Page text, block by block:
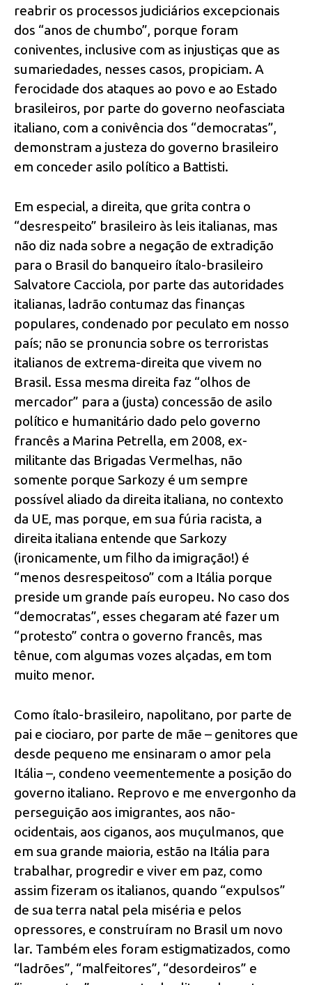
reabrir os processos judiciários excepcionais
dos “anos de chumbo”, porque foram
coniventes, inclusive com as injustiças que as
sumariedades, nesses casos, propiciam. A
ferocidade dos ataques ao povo e ao Estado
brasileiros, por parte do governo neofasciata
italiano, com a conivência dos “democratas”,
demonstram a justeza do governo brasileiro
em conceder asilo político a Battisti.
Em especial, a direita, que grita contra o
“desrespeito” brasileiro às leis italianas, mas
não diz nada sobre a negação de extradição
para o Brasil do banqueiro ítalo-brasileiro
Salvatore Cacciola, por parte das autoridades
italianas, ladrão contumaz das finanças
populares, condenado por peculato em nosso
país; não se pronuncia sobre os terroristas
italianos de extrema-direita que vivem no
Brasil. Essa mesma direita faz “olhos de
mercador” para a (justa) concessão de asilo
político e humanitário dado pelo governo
francês a Marina Petrella, em 2008, ex-
militante das Brigadas Vermelhas, não
somente porque Sarkozy é um sempre
possível aliado da direita italiana, no contexto
da UE, mas porque, em sua fúria racista, a
direita italiana entende que Sarkozy
(ironicamente, um filho da imigração!) é
“menos desrespeitoso” com a Itália porque
preside um grande país europeu. No caso dos
“democratas”, esses chegaram até fazer um
“protesto” contra o governo francês, mas
tênue, com algumas vozes alçadas, em tom
muito menor.
Como ítalo-brasileiro, napolitano, por parte de
pai e ciociaro, por parte de mãe – genitores que
desde pequeno me ensinaram o amor pela
Itália –, condeno veementemente a posição do
governo italiano. Reprovo e me envergonho da
perseguição aos imigrantes, aos não-
ocidentais, aos ciganos, aos muçulmanos, que
em sua grande maioria, estão na Itália para
trabalhar, progredir e viver em paz, como
assim fizeram os italianos, quando “expulsos”
de sua terra natal pela miséria e pelos
opressores, e construíram no Brasil um novo
lar. Também eles foram estigmatizados, como
“ladrões”, “malfeitores”, “desordeiros” e